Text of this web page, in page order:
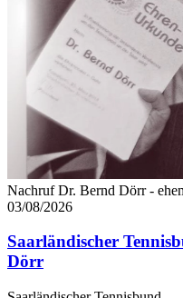
Nachruf Dr. Bernd Dörr -
03/08/2026
Saarländischer
Dörr